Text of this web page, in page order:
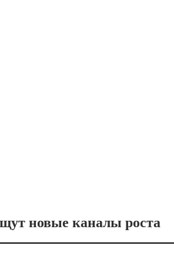
новые каналы роста